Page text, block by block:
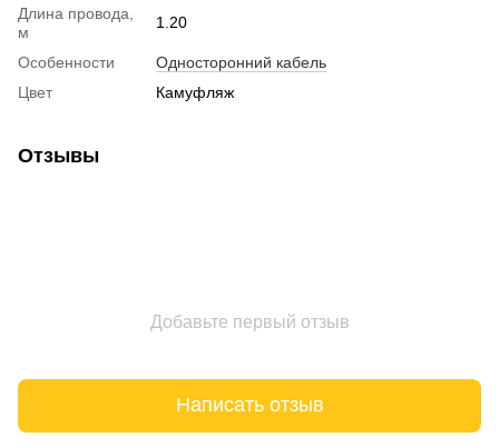
Длина провода,
м
1.20
Особенности
Односторонний кабель
Цвет
Камуфляж
Отзывы
Добавьте первый отзыв
Написать отзыв